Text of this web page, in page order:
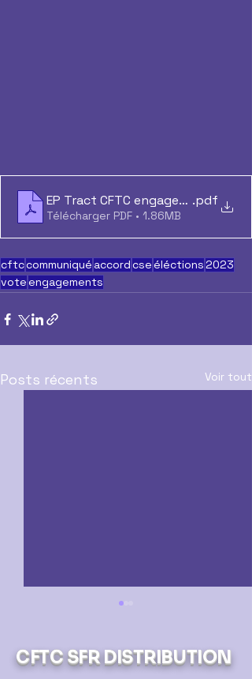
EP Tract CFTC engagements
.pdf
Télécharger PDF • 1.86MB
cftccommuniqué accordcseéléctions2023
voteengagements
Posts récents Voir tout
CFTC SFR DISTRIBUTION